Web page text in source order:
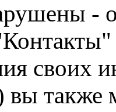
-
своих
вы также